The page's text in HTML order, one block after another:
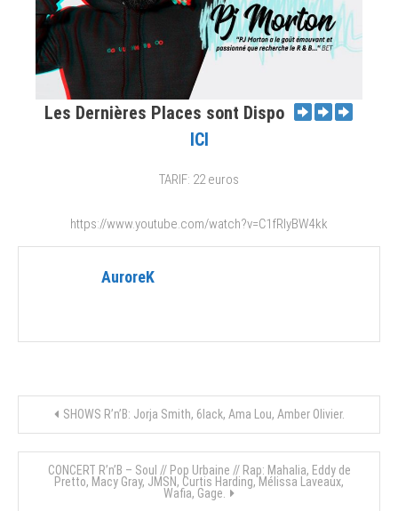
Les Dernières Places sont Dispo
ICI
TARIF: 22 euros
https://www.youtube.com/watch?v=C1fRIyBW4kk
AuroreK
Navigation
de
l’article
SHOWS R’n’B: Jorja Smith, 6lack, Ama Lou, Amber Olivier.
CONCERT R’n’B – Soul // Pop Urbaine // Rap: Mahalia, Eddy de
Pretto, Macy Gray, JMSN, Curtis Harding, Mélissa Laveaux,
Wafia, Gage.